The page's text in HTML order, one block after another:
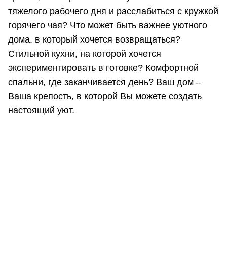
тяжелого рабочего дня и расслабиться с кружкой
горячего чая? Что может быть важнее уютного
дома, в который хочется возвращаться?
Стильной кухни, на которой хочется
экспериментировать в готовке? Комфортной
спальни, где заканчивается день? Ваш дом –
Ваша крепость, в которой Вы можете создать
настоящий уют.